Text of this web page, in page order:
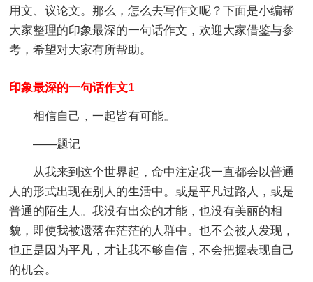
用文、议论文。那么，怎么去写作文呢？下面是小编帮
大家整理的印象最深的一句话作文，欢迎大家借鉴与参
考，希望对大家有所帮助。
印象最深的一句话作文1
相信自己，一起皆有可能。
——题记
从我来到这个世界起，命中注定我一直都会以普通
人的形式出现在别人的生活中。或是平凡过路人，或是
普通的陌生人。我没有出众的才能，也没有美丽的相
貌，即使我被遗落在茫茫的人群中。也不会被人发现，
也正是因为平凡，才让我不够自信，不会把握表现自己
的机会。